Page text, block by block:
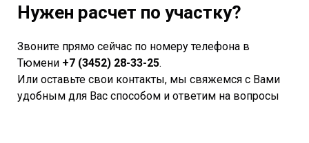
Нужен расчет по участку?
Звоните прямо сейчас по номеру телефона в
Тюмени +7 (3452) 28-33-25.
Или оставьте свои контакты, мы свяжемся с Вами
удобным для Вас способом и ответим на вопросы